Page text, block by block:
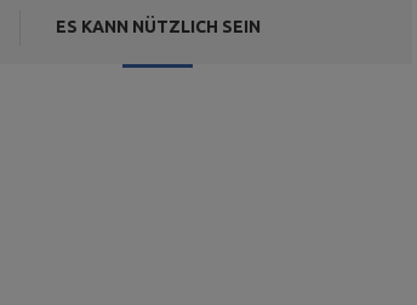
ES KANN NÜTZLICH SEIN